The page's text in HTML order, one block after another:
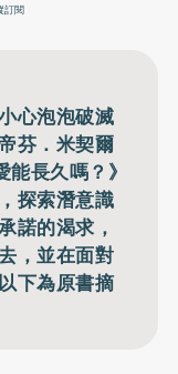
訂閱
心泡泡破滅
芬．米契爾
長久嗎？》
探索潛意識
諾的渴求，
，並在面對
下為原書摘